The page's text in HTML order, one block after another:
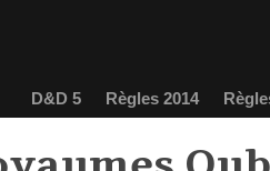
D&D 5 Règles 2014